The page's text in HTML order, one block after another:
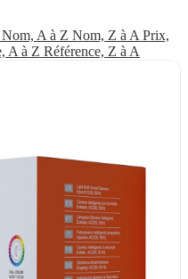
Nom, A à Z Nom, Z à A Prix,
A à Z Référence, Z à A